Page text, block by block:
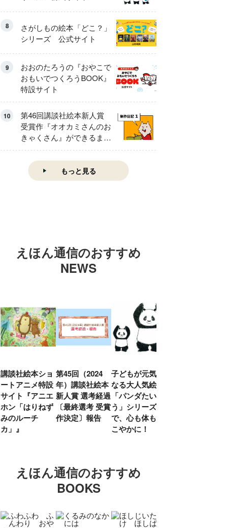
8
さがしもの絵本「どこ？」
シリーズ 公式サイト
9
おおのたろうの『おやこで
おもいでつくろうBOOK』
特設サイト
10
第46回講談社絵本新人賞
受賞作『オオカミさんのお
きゃくさん』ができるまで
①
もっと見る
えほん通信のおすすめ
NEWS
講談社絵本ショ
ートアニメ特設
サイト『アニエ
ホン「はりねず
みのルーチ
カ」』
第45回（2024
年）講談社絵本
新人賞 選考経過
〔最終選考 受賞
作決定〕報告
子どもが元気に
なる大人気絵本
「パンダたいそ
う」シリーズ
で、心も体もす
こやかに！
えほん通信のおすすめ
BOOKS